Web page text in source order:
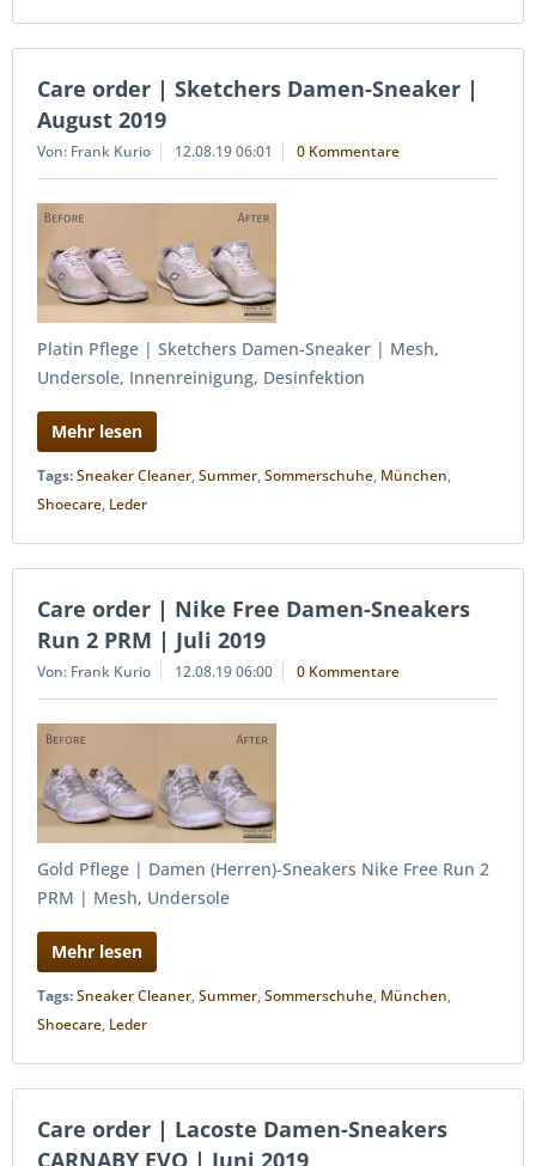
Care order | Sketchers Damen-Sneaker |
August 2019
Von: Frank Kurio 12.08.19 06:01 0 Kommentare
Platin Pflege | Sketchers Damen-Sneaker | Mesh,
Undersole, Innenreinigung, Desinfektion
Mehr lesen
Tags:Sneaker Cleaner,Summer,Sommerschuhe, München,
Shoecare, Leder
Care order | Nike Free Damen-Sneakers
Run 2 PRM | Juli 2019
Von: Frank Kurio 12.08.19 06:00 0 Kommentare
Gold Pflege | Damen (Herren)-Sneakers Nike Free Run 2
PRM | Mesh, Undersole
Mehr lesen
Tags:Sneaker Cleaner,Summer,Sommerschuhe, München,
Shoecare, Leder
Care order | Lacoste Damen-Sneakers
CARNABY EVO | Juni 2019